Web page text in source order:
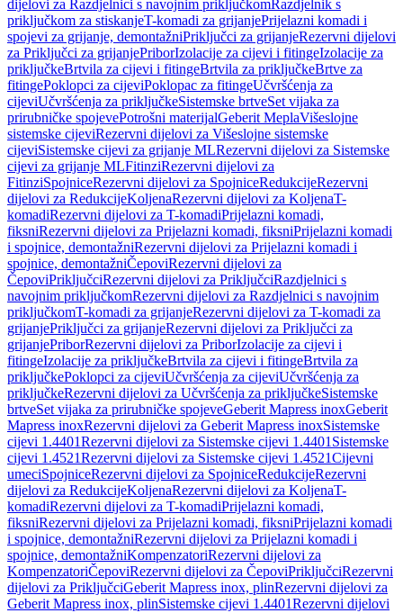
dijelovi za Razdjelnici s navojnim priključkomRazdjelnik s
priključkom za stiskanjeT-komadi za grijanjePrijelazni komadi i
spojevi za grijanje, demontažniPriključci za grijanjeRezervni dijelovi
za Priključci za grijanjePriborIzolacije za cijevi i fitingeIzolacije za
priključkeBrtvila za cijevi i fitingeBrtvila za priključkeBrtve za
fitingePoklopci za cijeviPoklopac za fitingeUčvršćenja za
cijeviUčvršćenja za priključkeSistemske brtveSet vijaka za
prirubničke spojevePotrošni materijalGeberit MeplaVišeslojne
sistemske cijeviRezervni dijelovi za Višeslojne sistemske
cijeviSistemske cijevi za grijanje MLRezervni dijelovi za Sistemske
cijevi za grijanje MLFitinziRezervni dijelovi za
FitinziSpojniceRezervni dijelovi za SpojniceRedukcijeRezervni
dijelovi za RedukcijeKoljenaRezervni dijelovi za KoljenaT-
komadiRezervni dijelovi za T-komadiPrijelazni komadi,
fiksniRezervni dijelovi za Prijelazni komadi, fiksniPrijelazni komadi
i spojnice, demontažniRezervni dijelovi za Prijelazni komadi i
spojnice, demontažniČepoviRezervni dijelovi za
ČepoviPriključciRezervni dijelovi za PriključciRazdjelnici s
navojnim priključkomRezervni dijelovi za Razdjelnici s navojnim
priključkomT-komadi za grijanjeRezervni dijelovi za T-komadi za
grijanjePriključci za grijanjeRezervni dijelovi za Priključci za
grijanjePriborRezervni dijelovi za PriborIzolacije za cijevi i
fitingeIzolacije za priključkeBrtvila za cijevi i fitingeBrtvila za
priključkePoklopci za cijeviUčvršćenja za cijeviUčvršćenja za
priključkeRezervni dijelovi za Učvršćenja za priključkeSistemske
brtveSet vijaka za prirubničke spojeveGeberit Mapress inoxGeberit
Mapress inoxRezervni dijelovi za Geberit Mapress inoxSistemske
cijevi 1.4401Rezervni dijelovi za Sistemske cijevi 1.4401 Sistemske
cijevi 1.4521Rezervni dijelovi za Sistemske cijevi 1.4521Cijevni
umeciSpojniceRezervni dijelovi za SpojniceRedukcijeRezervni
dijelovi za RedukcijeKoljenaRezervni dijelovi za KoljenaT-
komadiRezervni dijelovi za T-komadiPrijelazni komadi,
fiksniRezervni dijelovi za Prijelazni komadi, fiksniPrijelazni komadi
i spojnice, demontažniRezervni dijelovi za Prijelazni komadi i
spojnice, demontažniKompenzatoriRezervni dijelovi za
KompenzatoriČepoviRezervni dijelovi za ČepoviPriključciRezervni
dijelovi za PriključciGeberit Mapress inox, plinRezervni dijelovi za
Geberit Mapress inox, plinSistemske cijevi 1.4401Rezervni dijelovi